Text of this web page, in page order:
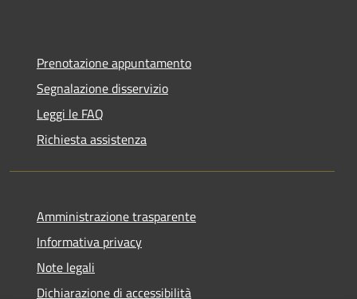
Prenotazione appuntamento
Segnalazione disservizio
Leggi le FAQ
Richiesta assistenza
Amministrazione trasparente
Informativa privacy
Note legali
Dichiarazione di accessibilità